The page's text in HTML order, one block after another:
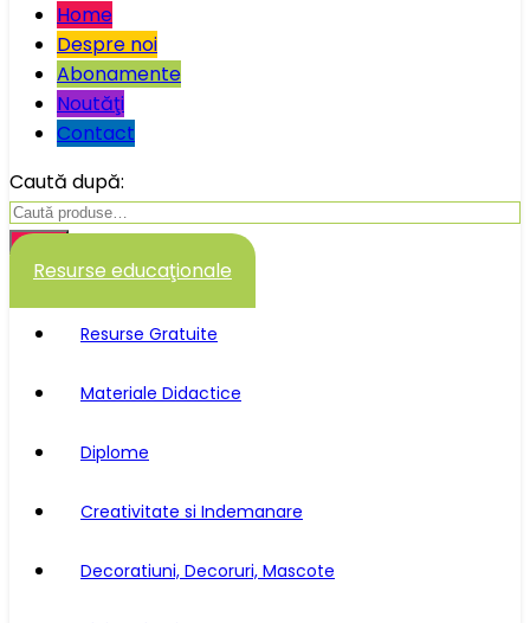
Home
Despre noi
Abonamente
Noutăţi
Contact
Caută după:
Caută
Resurse educaţionale
Resurse Gratuite
Materiale Didactice
Diplome
Creativitate si Indemanare
Decoratiuni, Decoruri, Mascote